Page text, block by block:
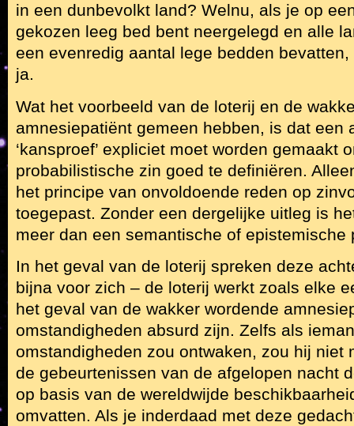
in een dunbevolkt land? Welnu, als je op
gekozen leeg bed bent neergelegd en alle
een evenredig aantal lege bedden
ja.
Wat het voorbeeld van de loterij en de
amnesiepatiënt gemeen hebben, is dat een
‘kansproef’ expliciet moet worden gemaakt
probabilistische zin goed te definiëren.
het principe van onvoldoende reden op
toegepast. Zonder een dergelijke uitleg is
meer dan een semantische of epistemische
In het geval van de loterij spreken deze
bijna voor zich – de loterij werkt zoals elke
het geval van de wakker wordende
omstandigheden absurd zijn. Zelfs als
omstandigheden zou ontwaken, zou hij niet
de gebeurtenissen van de afgelopen nacht
op basis van de wereldwijde
omvatten. Als je inderdaad met deze